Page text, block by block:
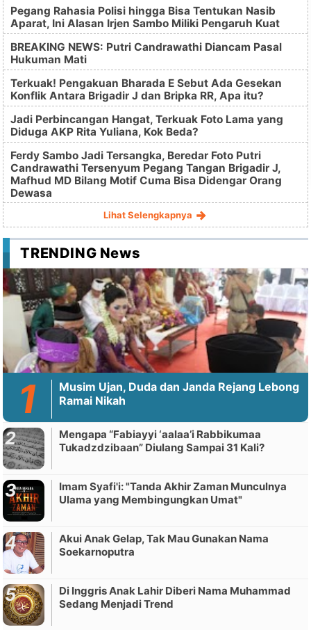
Pegang Rahasia Polisi hingga Bisa Tentukan Nasib
Aparat, Ini Alasan Irjen Sambo Miliki Pengaruh Kuat
BREAKING NEWS: Putri Candrawathi Diancam Pasal
Hukuman Mati
Terkuak! Pengakuan Bharada E Sebut Ada Gesekan
Konflik Antara Brigadir J dan Bripka RR, Apa itu?
Jadi Perbincangan Hangat, Terkuak Foto Lama yang
Diduga AKP Rita Yuliana, Kok Beda?
Ferdy Sambo Jadi Tersangka, Beredar Foto Putri
Candrawathi Tersenyum Pegang Tangan Brigadir J,
Mafhud MD Bilang Motif Cuma Bisa Didengar Orang
Dewasa
Lihat Selengkapnya
TRENDING News
Musim Ujan, Duda dan Janda Rejang Lebong
Ramai Nikah
Mengapa “Fabiayyi ‘aalaa’i Rabbikumaa
Tukadzdzibaan” Diulang Sampai 31 Kali?
Imam Syafi'i: "Tanda Akhir Zaman Munculnya
Ulama yang Membingungkan Umat"
Akui Anak Gelap, Tak Mau Gunakan Nama
Soekarnoputra
Di Inggris Anak Lahir Diberi Nama Muhammad
Sedang Menjadi Trend